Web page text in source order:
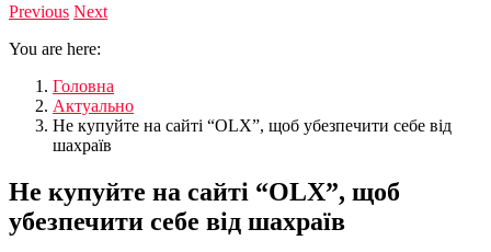
Previous Next
You are here:
Головна
Актуально
Не купуйте на сайті “OLX”, щоб убезпечити себе від
шахраїв
Не купуйте на сайті “OLX”, щоб
убезпечити себе від шахраїв